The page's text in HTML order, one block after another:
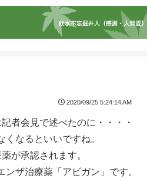
2020/09/25 5:24:14 AM
者会見で述べたのに・・・・
なるといいですね。
が承認されます。
ザ治療薬「アビガン」です。